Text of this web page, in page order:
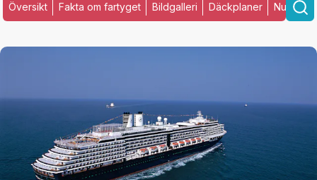
Översikt Fakta om fartyget Bildgalleri Däckplaner